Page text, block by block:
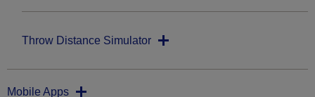
Throw Distance Simulator
Mobile Apps